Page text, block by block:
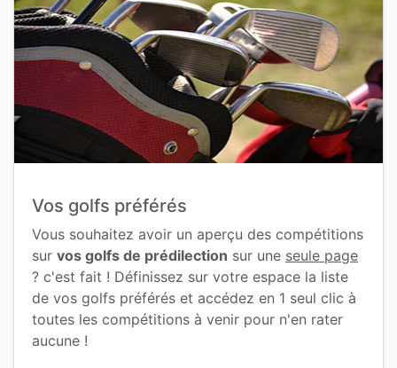
Vos golfs préférés
Vous souhaitez avoir un aperçu des compétitions
sur vos golfs de prédilection sur une seule page
? c'est fait ! Définissez sur votre espace la liste
de vos golfs préférés et accédez en 1 seul clic à
toutes les compétitions à venir pour n'en rater
aucune !